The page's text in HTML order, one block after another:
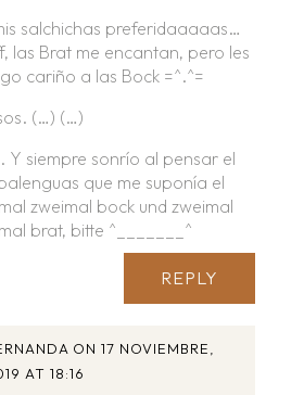
salchichas preferidaaaaas…
las Brat me encantan, pero les
cariño a las Bock =^.^=
(…) (…)
Y siempre sonrío al pensar el
que me suponía el
zweimal bock und zweimal
brat, bitte ^_______^
REPLY
ON 17 NOVIEMBRE,
AT 18:16